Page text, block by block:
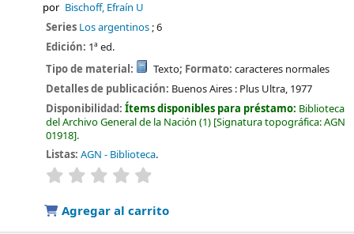
por Bischoff, Efraín U
Series Los argentinos; 6
Edición: 1ª ed.
Tipo de material:
Texto; Formato: caracteres normales
Detalles de publicación: Buenos Aires : Plus Ultra, 1977
Disponibilidad:Ítems disponibles para préstamo: Biblioteca
del Archivo General de la Nación (1) Signatura topográfica:AGN
01918 .
Listas: AGN - Biblioteca.
valoración
Agregar al carrito